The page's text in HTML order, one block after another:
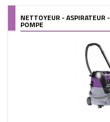
NETTOYEUR - ASPIRATEUR -
POMPE